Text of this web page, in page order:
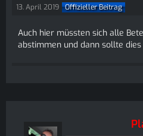
13. April 2019 Offizieller Beitrag
Auch hier müssten sich alle
abstimmen und dann sollte